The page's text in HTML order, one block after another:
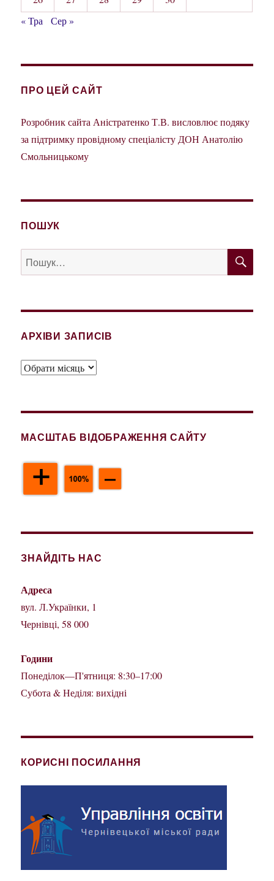
« Тра
Сер »
ПРО ЦЕЙ САЙТ
Розробник сайта Аністратенко Т.В. висловлює подяку
за підтримку провідному спеціалісту ДОН Анатолію
Смольницькому
ПОШУК
Пошук
за
АРХІВИ ЗАПИСІВ
Архіви
МАСШТАБ ВІДОБРАЖЕННЯ САЙТУ
ЗНАЙДІТЬ НАС
Адреса
вул. Л.Українки, 1
Чернівці, 58 000
Години
Понеділок—П'ятниця: 8:30–17:00
Субота & Неділя: вихідні
КОРИСНІ ПОСИЛАННЯ